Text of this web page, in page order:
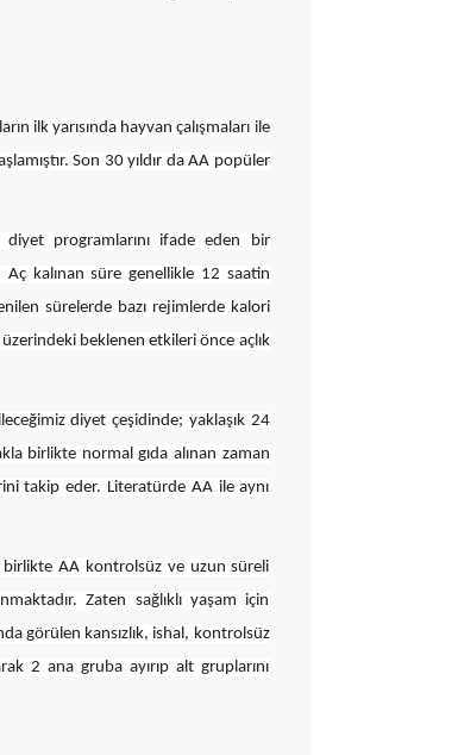
ilk yarısında hayvan çalışmaları ile
Son 30 yıldır da AA popüler
programlarını ifade eden bir
Aç kalınan süre genellikle 12 saatin
sürelerde bazı rejimlerde kalori
üzerindeki beklenen etkileri önce açlık
diyet çeşidinde; yaklaşık 24
birlikte normal gıda alınan zaman
takip eder. Literatürde AA ile aynı
birlikte AA kontrolsüz ve uzun süreli
Zaten sağlıklı yaşam için
görülen kansızlık, ishal, kontrolsüz
2 ana gruba ayırıp alt gruplarını